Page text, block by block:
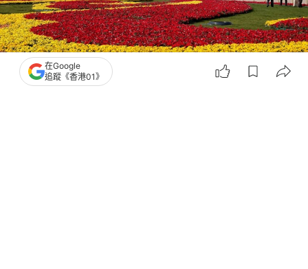
撰文：張偉倫
在Google
追蹤《香港01》